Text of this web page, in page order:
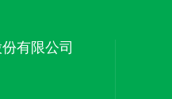
有限公司